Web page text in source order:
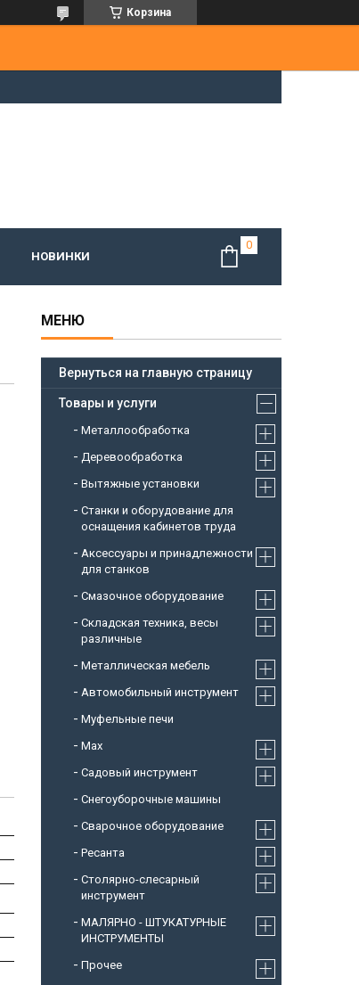
Корзина
НОВИНКИ
Вернуться на главную страницу
Товары и услуги
Металлообработка
Деревообработка
Вытяжные установки
Станки и оборудование для
оснащения кабинетов труда
Аксессуары и принадлежности
для станков
Смазочное оборудование
Складская техника, весы
различные
Металлическая мебель
Автомобильный инструмент
Муфельные печи
Max
Садовый инструмент
Снегоуборочные машины
Cварочное оборудование
Ресанта
Столярно-слесарный
инструмент
МАЛЯРНО - ШТУКАТУРНЫЕ
ИНСТРУМЕНТЫ
Прочее